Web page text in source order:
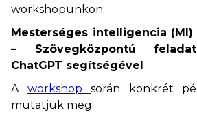
workshopunkon:
Mesterséges intelligencia
– Szövegközpontú
ChatGPT segítségével
A workshopsorán konkrét
mutatjuk meg: